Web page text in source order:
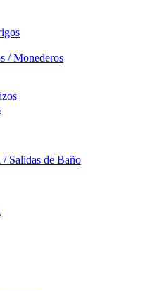
/ Monederos
Salidas de Baño